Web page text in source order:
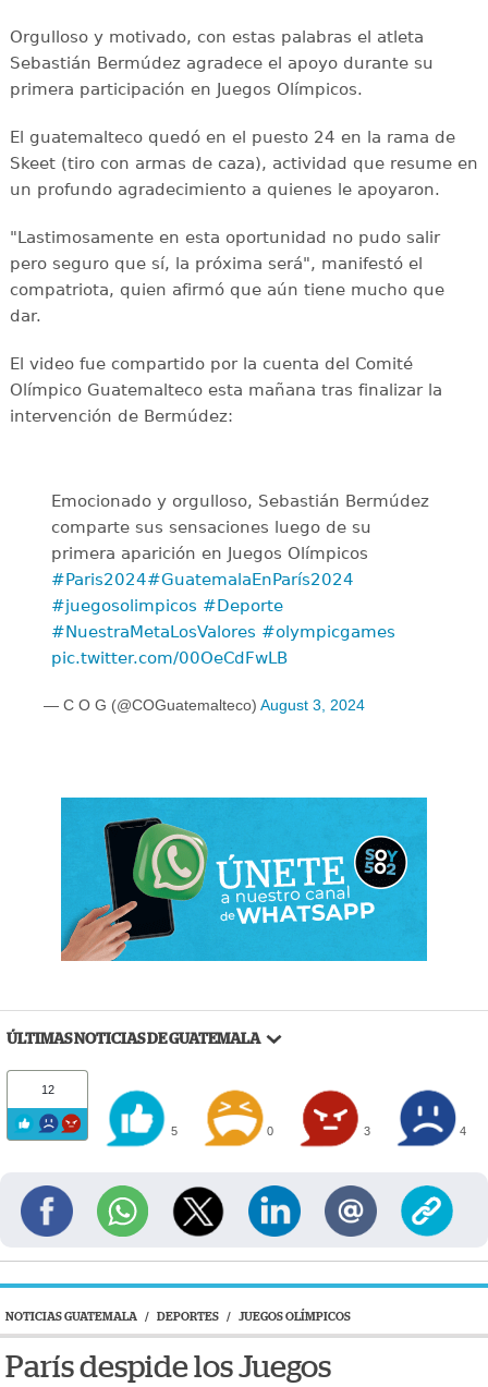
Orgulloso y motivado, con estas palabras el atleta
Sebastián Bermúdez agradece el apoyo durante su
primera participación en Juegos Olímpicos.
El guatemalteco quedó en el puesto 24 en la rama de
Skeet (tiro con armas de caza), actividad que resume en
un profundo agradecimiento a quienes le apoyaron.
"Lastimosamente en esta oportunidad no pudo salir
pero seguro que sí, la próxima será", manifestó el
compatriota, quien afirmó que aún tiene mucho que
dar.
El video fue compartido por la cuenta del Comité
Olímpico Guatemalteco esta mañana tras finalizar la
intervención de Bermúdez:
Emocionado y orgulloso, Sebastián Bermúdez
comparte sus sensaciones luego de su
primera aparición en Juegos Olímpicos
#Paris2024#GuatemalaEnParís2024
#juegosolimpicos #Deporte
#NuestraMetaLosValores #olympicgames
pic.twitter.com/00OeCdFwLB
— C O G (@COGuatemalteco) August 3, 2024
ÚLTIMAS NOTICIAS DE GUATEMALA
12
5 0 3 4
NOTICIAS GUATEMALA / DEPORTES / JUEGOS OLÍMPICOS
París despide los Juegos